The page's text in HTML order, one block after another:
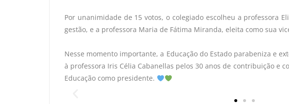
Por unanimidade de 15 votos, o colegiado escolheu a professora
gestão, e a professora Maria de Fátima Miranda, eleita como sua
Nesse momento importante, a Educação do Estado parabeniza e
à professora Iris Célia Cabanellas pelos 30 anos de contribuição e
Educação como presidente.